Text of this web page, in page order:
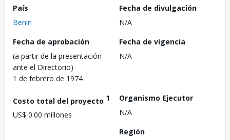
País
Benin
Fecha de divulgación
N/A
Fecha de aprobación
(a partir de la presentación
ante el Directorio)
1 de febrero de 1974
Fecha de vigencia
N/A
Costo total del proyecto 1
US$ 0.00 millones
Organismo Ejecutor
N/A
Región